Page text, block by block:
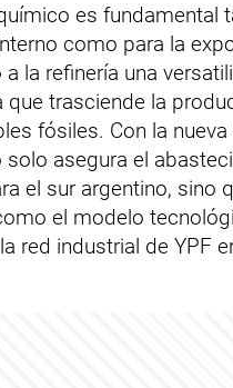
es fundamental
como para la
la refinería una
que trasciende la
fósiles. Con la nueva
solo asegura el
el sur argentino, sino
el modelo
red industrial de YPF